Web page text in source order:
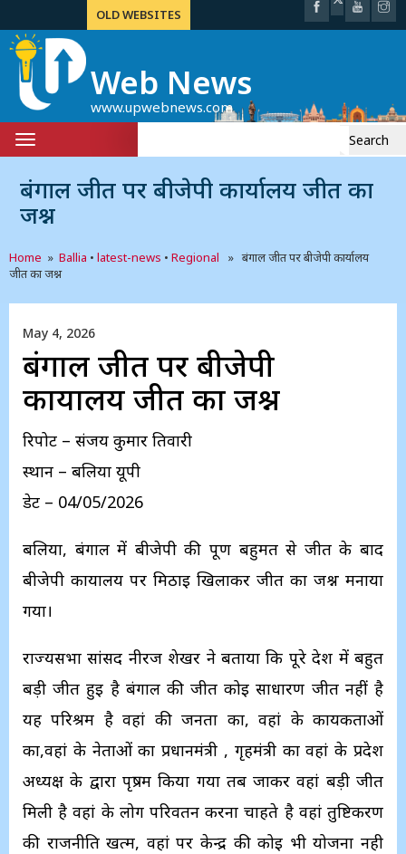
OLD WEBSITES
Web News
www.upwebnews.com
Toggle
navigation
बंगाल जीत पर बीजेपी कार्यालय जीत का
जश्न
Home » Ballia • latest-news • Regional » बंगाल जीत पर बीजेपी कार्यालय
जीत का जश्न
May 4, 2026
बंगाल जीत पर बीजेपी
कार्यालय जीत का जश्न
रिपोर्ट – संजय कुमार तिवारी
स्थान – बलिया यूपी
डेट – 04/05/2026
बलिया, बंगाल में बीजेपी की पूर्ण बहुमत से जीत के बाद
बीजेपी कार्यालय पर मिठाई खिलाकर जीत का जश्न मनाया
गया।
राज्यसभा सांसद नीरज शेखर ने बताया कि पूरे देश में बहुत
बड़ी जीत हुई है बंगाल की जीत कोई साधारण जीत नहीं है
यह परिश्रम है वहां की जनता का, वहां के कार्यकर्ताओं
का,वहां के नेताओं का प्रधानमंत्री , गृहमंत्री का वहां के प्रदेश
अध्यक्ष के द्वारा पृष्रम किया गया तब जाकर वहां बड़ी जीत
मिली है वहां के लोग परिवर्तन करना चाहते है वहां तुष्टिकरण
की राजनीति खत्म, वहां पर केन्द्र की कोई भी योजना नही